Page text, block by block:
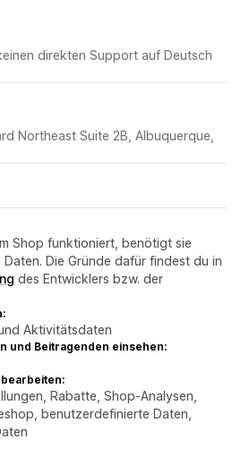
direkten Support auf Deutsch
Northeast Suite 2B, Albuquerque,
Shop funktioniert, benötigt sie
Die Gründe dafür findest du in
des Entwicklers bzw. der
Aktivitätsdaten
und Beitragenden einsehen:
Rabatte, Shop-Analysen,
benutzerdefinierte Daten,